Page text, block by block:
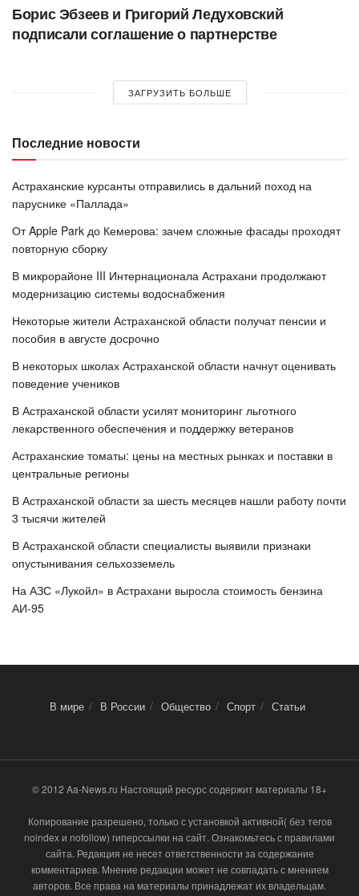
Борис Эбзеев и Григорий Ледуховский
подписали соглашение о партнерстве
ЗАГРУЗИТЬ БОЛЬШЕ
Последние новости
Астраханские курсанты отправились в дальний поход на
паруснике «Паллада»
От Apple Park до Кемерова: зачем сложные фасады проходят
повторную сборку
В микрорайоне III Интернационала Астрахани продолжают
модернизацию системы водоснабжения
Некоторые жители Астраханской области получат пенсии и
пособия в августе досрочно
В некоторых школах Астраханской области начнут оценивать
поведение учеников
В Астраханской области усилят мониторинг льготного
лекарственного обеспечения и поддержку ветеранов
Астраханские томаты: цены на местных рынках и поставки в
центральные регионы
В Астраханской области за шесть месяцев нашли работу почти
3 тысячи жителей
В Астраханской области специалисты выявили признаки
опустынивания сельхозземель
На АЗС «Лукойл» в Астрахани выросла стоимость бензина
АИ-95
В мире В России Общество Спорт Статьи
© 2012 Aa-News.ru Настоящий ресурс содержит материалы 18+
Копирование разрешено, только с установкой активной( без тегов
noindex и nofollow) гиперссылки на сайт. Ознакомьтесь с правилами
сайта. Редакция не несет ответственности за содержание
комментариев. Мнение редакции может не совпадать с мнением
авторов. Все права на материалы принадлежат их владельцам.